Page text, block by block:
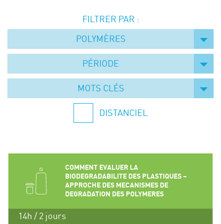
Symposium on Chain Transfer Catalysis for
sustainability – September 15 and 16, 2026
FRENCH-CHINESE CONFERENCE ON GREEN
Contacts
FILTRER PAR :
POLYMÈRES
PÉRIODE
MOTS CLÉS
DISTANCIEL
COMMENT EVALUER LA
BIODEGRADABILITE DES PLASTIQUES –
APPROCHE DES MECANISMES DE
DEGRADATION DES POLYMERES
14h / 2 jours